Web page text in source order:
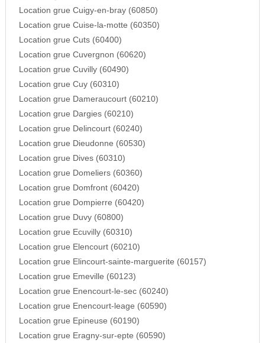
Location grue Cuigy-en-bray (60850)
Location grue Cuise-la-motte (60350)
Location grue Cuts (60400)
Location grue Cuvergnon (60620)
Location grue Cuvilly (60490)
Location grue Cuy (60310)
Location grue Dameraucourt (60210)
Location grue Dargies (60210)
Location grue Delincourt (60240)
Location grue Dieudonne (60530)
Location grue Dives (60310)
Location grue Domeliers (60360)
Location grue Domfront (60420)
Location grue Dompierre (60420)
Location grue Duvy (60800)
Location grue Ecuvilly (60310)
Location grue Elencourt (60210)
Location grue Elincourt-sainte-marguerite (60157)
Location grue Emeville (60123)
Location grue Enencourt-le-sec (60240)
Location grue Enencourt-leage (60590)
Location grue Epineuse (60190)
Location grue Eragny-sur-epte (60590)